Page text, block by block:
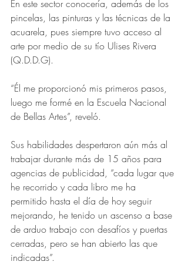
En este sector conocería, además de los
pincelas, las pinturas y las técnicas de la
acuarela, pues siempre tuvo acceso al
arte por medio de su tío Ulises Rivera
(Q.D.D.G).
“Él me proporcionó mis primeros pasos,
luego me formé en la Escuela Nacional
de Bellas Artes”, reveló.
Sus habilidades despertaron aún más al
trabajar durante más de 15 años para
agencias de publicidad, “cada lugar que
he recorrido y cada libro me ha
permitido hasta el día de hoy seguir
mejorando, he tenido un ascenso a base
de arduo trabajo con desafíos y puertas
cerradas, pero se han abierto las que
indicadas”.